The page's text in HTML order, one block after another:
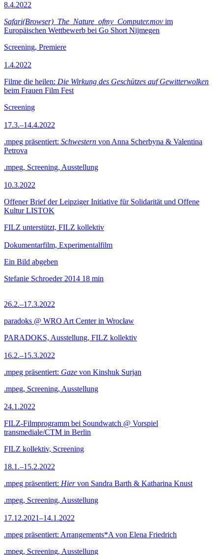
8.4.2022
Safari(Browser)_The_Nature_ofmy_Computer.mov im
Europäischen Wettbewerb bei Go Short Nijmegen
Screening, Premiere
1.4.2022
Filme die heilen: Die Wirkung des Geschützes auf Gewitterwolken
beim Frauen Film Fest
Screening
17.3.–14.4.2022
.mpeg präsentiert: Schwestern von Anna Scherbyna & Valentina
Petrova
.mpeg, Screening, Ausstellung
10.3.2022
Offener Brief der Leipziger Initiative für Solidarität und Offene
Kultur LISTOK
FILZ unterstützt, FILZ kollektiv
Dokumentarfilm, Experimentalfilm
Ein Bild abgeben
Stefanie Schroeder 2014 18 min
26.2.–17.3.2022
paradoks @ WRO Art Center in Wrocław
PARADOKS, Ausstellung, FILZ kollektiv
16.2.–15.3.2022
.mpeg präsentiert: Gaze von Kinshuk Surjan
.mpeg, Screening, Ausstellung
24.1.2022
FILZ-Filmprogramm bei Soundwatch @ Vorspiel
transmediale/CTM in Berlin
FILZ kollektiv, Screening
18.1.–15.2.2022
.mpeg präsentiert: Hiervon Sandra Barth & Katharina Knust
.mpeg, Screening, Ausstellung
17.12.2021–14.1.2022
.mpeg präsentiert: Arrangements*A von Elena Friedrich
.mpeg, Screening, Ausstellung